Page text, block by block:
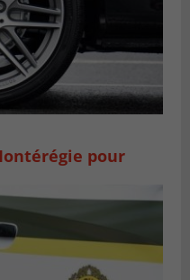
pour